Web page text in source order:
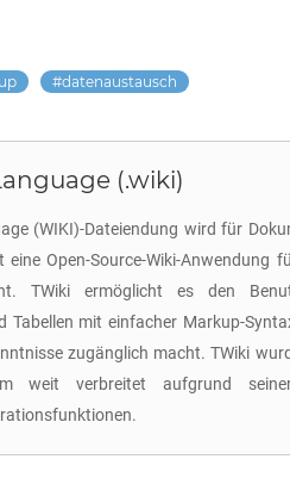
datenaustausch
(.wiki)
(WIKI)-Dateiendung wird für
Open-Source-Wiki-Anwendung
TWiki ermöglicht es den
Tabellen mit einfacher Markup-
zugänglich macht. TWiki
weit verbreitet aufgrund